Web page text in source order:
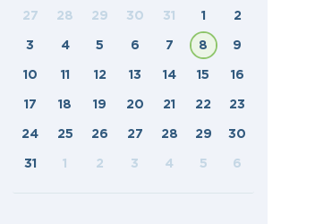
27 28 29 30 31 1 2
3 4 5 6 7 8 9
10 11 12 13 14 15 16
17 18 19 20 21 22 23
24 25 26 27 28 29 30
31 1 2 3 4 5 6